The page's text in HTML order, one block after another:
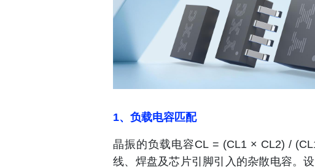
1、负载电容匹配
晶振的负载电容CL = (CL1 × CL2) /
线、焊盘及芯片引脚引入的杂散电容。